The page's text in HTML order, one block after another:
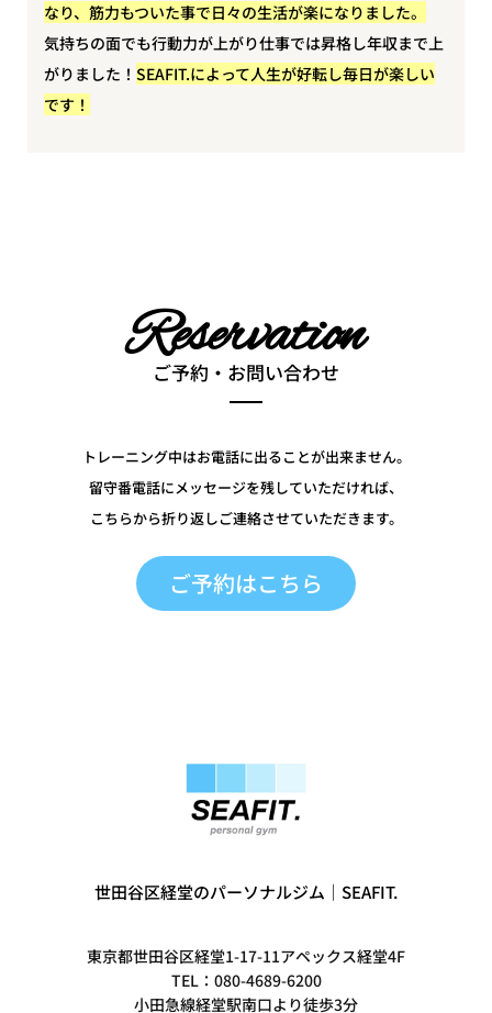
なり、筋力もついた事で日々の生活が楽になりました。
気持ちの面でも行動力が上がり仕事では昇格し年収まで上
がりました！ SEAFIT.によって人生が好転し毎日が楽しい
です！
Reservation
ご予約・お問い合わせ
トレーニング中はお電話に出ることが出来ません。
留守番電話にメッセージを残していただければ、
こちらから折り返しご連絡させていただきます。
ご予約はこちら
世田谷区経堂のパーソナルジム｜SEAFIT.
東京都世田谷区経堂1-17-11アペックス経堂4F
TEL：080-4689-6200
小田急線経堂駅南口より徒歩3分